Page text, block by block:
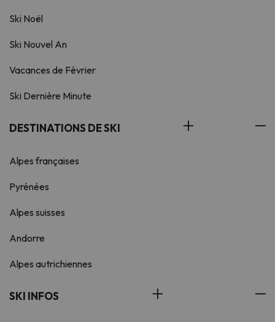
Ski Noël
Ski Nouvel An
Vacances de Février
Ski Dernière Minute
DESTINATIONS DE SKI
Alpes françaises
Pyrénées
Alpes suisses
Andorre
Alpes autrichiennes
SKI INFOS